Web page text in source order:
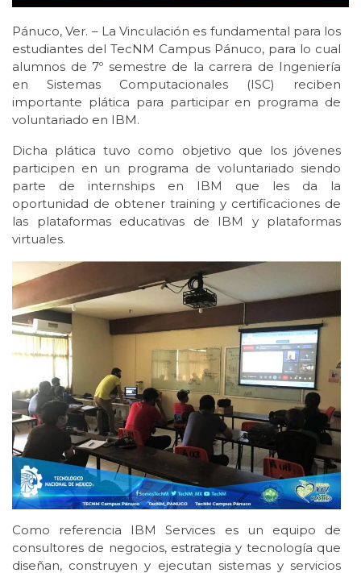
Pánuco, Ver. – La Vinculación es fundamental para los
estudiantes del TecNM Campus Pánuco, para lo cual
alumnos de 7º semestre de la carrera de Ingeniería
en Sistemas Computacionales (ISC) reciben
importante plática para participar en programa de
voluntariado en IBM.
Dicha plática tuvo como objetivo que los jóvenes
participen en un programa de voluntariado siendo
parte de internships en IBM que les da la
oportunidad de obtener training y certificaciones de
las plataformas educativas de IBM y plataformas
virtuales.
Como referencia IBM Services es un equipo de
consultores de negocios, estrategia y tecnología que
diseñan, construyen y ejecutan sistemas y servicios